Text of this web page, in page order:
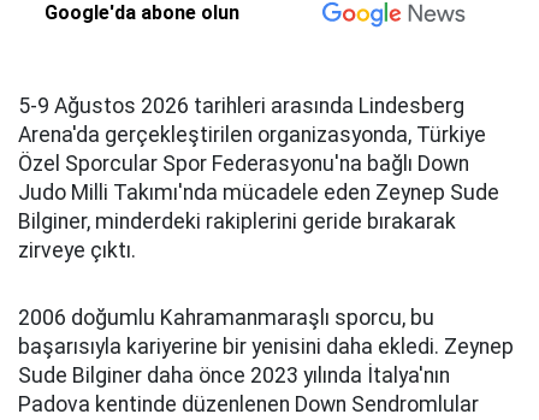
Google'da abone olun
5-9 Ağustos 2026 tarihleri arasında Lindesberg
Arena'da gerçekleştirilen organizasyonda, Türkiye
Özel Sporcular Spor Federasyonu'na bağlı Down
Judo Milli Takımı'nda mücadele eden Zeynep Sude
Bilginer, minderdeki rakiplerini geride bırakarak
zirveye çıktı.
2006 doğumlu Kahramanmaraşlı sporcu, bu
başarısıyla kariyerine bir yenisini daha ekledi. Zeynep
Sude Bilginer daha önce 2023 yılında İtalya'nın
Padova kentinde düzenlenen Down Sendromlular